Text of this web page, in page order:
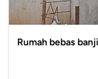
Rumah bebas